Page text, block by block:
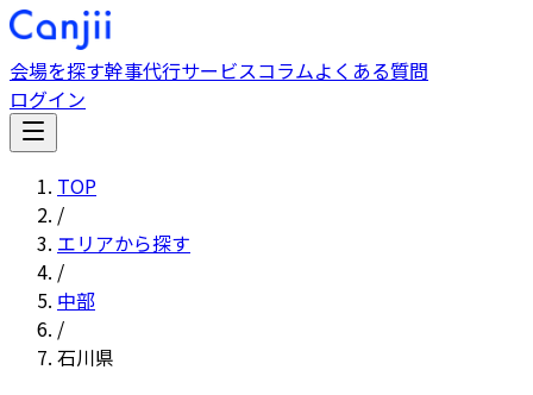
会場を探す幹事代行サービスコラムよくある質問
ログイン
TOP
/
エリアから探す
/
中部
/
石川県